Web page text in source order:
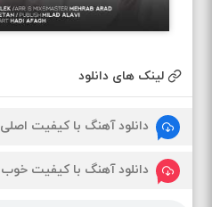
لینک های دانلود
دانلود آهنگ با کیفیت اصلی
دانلود آهنگ با کیفیت خوب